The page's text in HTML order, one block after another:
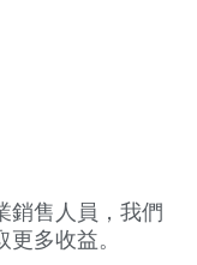
銷售人員，我們
多收益。